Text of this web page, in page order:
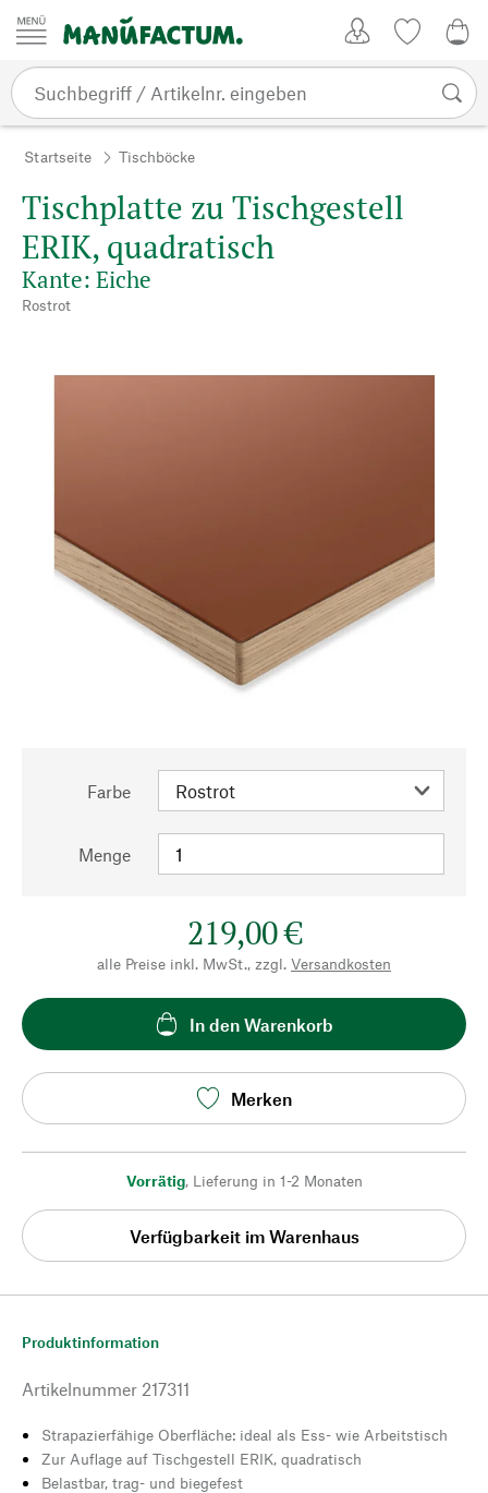
Zum Inhalt springen
Startseite Tischböcke
Tischplatte zu Tischgestell
ERIK, quadratisch
Kante: Eiche
Rostrot
Farbe
Menge
219,00 €
alle Preise inkl. MwSt., zzgl. Versandkosten
In den Warenkorb
Merken
Vorrätig, Lieferung in 1-2 Monaten
Verfügbarkeit im Warenhaus
Produktinformation
Artikelnummer 217311
Strapazierfähige Oberfläche: ideal als Ess- wie Arbeitstisch
Zur Auflage auf Tischgestell ERIK, quadratisch
Belastbar, trag- und biegefest